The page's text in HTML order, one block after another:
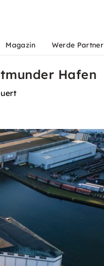
Magazin Werde Partner
Hafen